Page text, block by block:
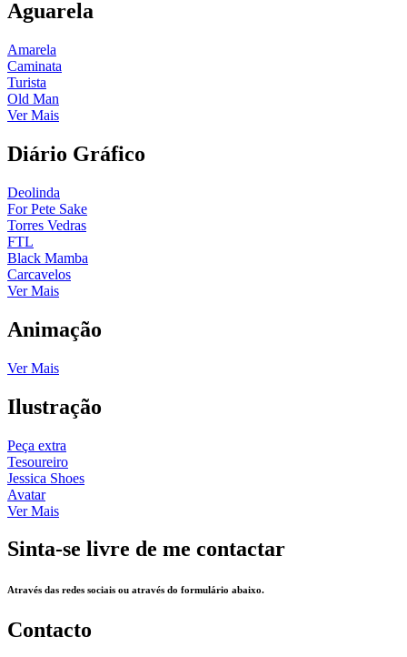
Aguarela
Amarela
Caminata
Turista
Old Man
Ver Mais
Diário Gráfico
Deolinda
For Pete Sake
Torres Vedras
FTL
Black Mamba
Carcavelos
Ver Mais
Animação
Ver Mais
Ilustração
Peça extra
Tesoureiro
Jessica Shoes
Avatar
Ver Mais
Sinta-se livre de me contactar
Através das redes sociais ou através do formulário abaixo.
Contacto